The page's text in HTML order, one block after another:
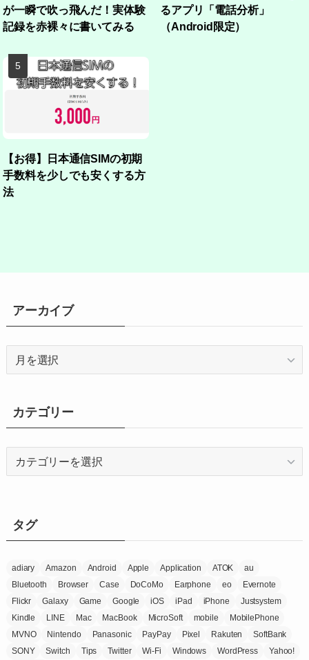
が一瞬で吹っ飛んだ！実体験
記録を赤裸々に書いてみる
るアプリ「電話分析」
（Android限定）
【お得】日本通信SIMの初期
手数料を少しでも安くする方
法
アーカイブ
ブ
カテゴリー
ータグ
adiary Amazon Android Apple Application ATOK
au
Bluetooth
Browser Case DoCoMo Earphone eo
Evernote
Flickr
Galaxy Game Google iOS iPad iPhone
Justsystem
Kindle
LINE Mac MacBook MicroSoft mobile
MobilePhone
MVNO
Nintendo Panasonic PayPay Pixel Rakuten
SoftBank
SONY
Switch Tips Twitter Wi-Fi Windows WordPress Yahoo!